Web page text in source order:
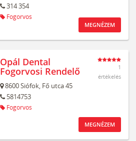
314 354
Fogorvos
MEGNÉZEM
Opál Dental
Fogorvosi Rendelő
8600Siófok, Fő utca 45
5814753
Fogorvos
1
értékelés
MEGNÉZEM